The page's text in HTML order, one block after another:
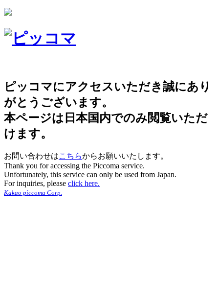
ピッコマにアクセスいただき誠にあり
がとうございます。
本ページは日本国内でのみ閲覧いただ
けます。
お問い合わせはこちらからお願いいたします。
Thank you for accessing the Piccoma service.
Unfortunately, this service can only be used from Japan.
For inquiries, please click here.
Kakao piccoma Corp.